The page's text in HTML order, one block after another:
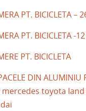
PT. BICICLETA –
PT. BICICLETA -
PT. BICICLETA
DIN ALUMINIU
mercedes toyota